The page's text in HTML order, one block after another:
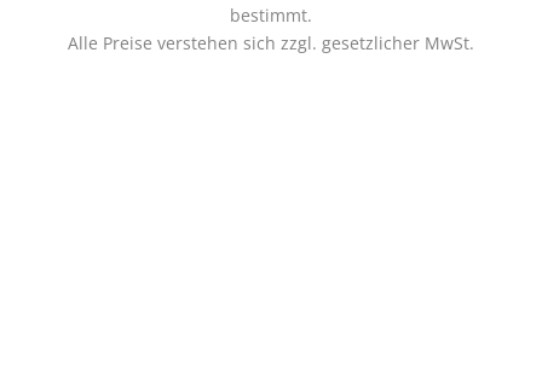
bestimmt.
Alle Preise verstehen sich zzgl. gesetzlicher MwSt.